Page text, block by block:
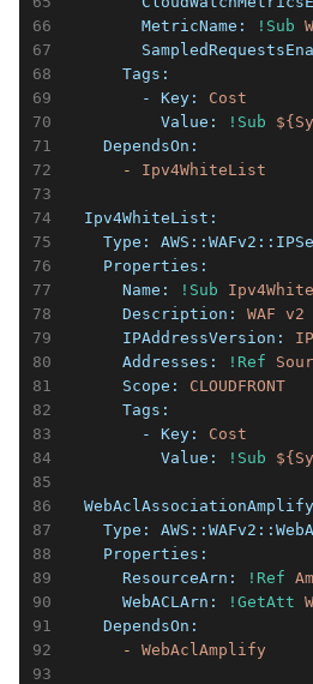
        MetricName:
!Sub
      Tags:
        - Key:
Cost
          Value:
!Sub
    DependsOn:
      -
Ipv4WhiteList
  Ipv4WhiteList:
    Type:
    Properties:
      Name:
!Sub
      Description:
WAF v2
      IPAddressVersion:
      Addresses:
!Ref
      Scope:
CLOUDFRONT
      Tags:
        - Key:
Cost
          Value:
!Sub
    Type:
    Properties:
      ResourceArn:
!Ref
      WebACLArn:
!GetAtt
    DependsOn:
      -
WebAclAmplify